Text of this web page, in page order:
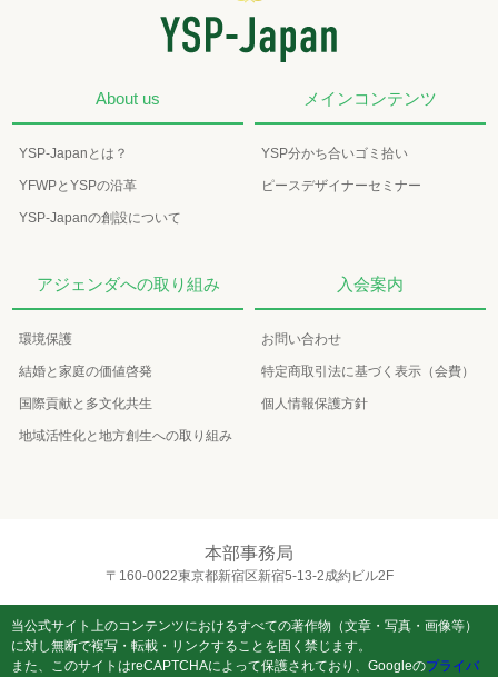
About us
YSP-Japanとは？
YFWPとYSPの沿革
YSP-Japanの創設について
メインコンテンツ
YSP分かち合いゴミ拾い
ピースデザイナーセミナー
アジェンダへの取り組み
環境保護
結婚と家庭の価値啓発
国際貢献と多文化共生
地域活性化と地方創生への取り組み
入会案内
お問い合わせ
特定商取引法に基づく表示（会費）
個人情報保護方針
本部事務局
〒160-0022東京都新宿区新宿5-13-2成約ビル2F
当公式サイト上のコンテンツにおけるすべての著作物（文章・写真・画像等）
に対し無断で複写・転載・リンクすることを固く禁じます。
また、このサイトはreCAPTCHAによって保護されており、Googleのプライバ